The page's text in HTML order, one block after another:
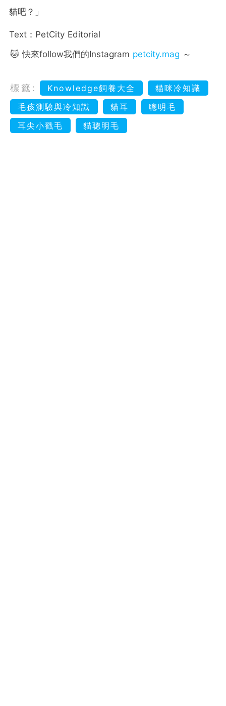
貓吧？」
Text：PetCity Editorial
🐱 快來follow我們的Instagram petcity.mag ～
標籤: Knowledge飼養大全
貓咪冷知識
毛孩測驗與冷知識
貓耳
聰明毛
耳尖小戳毛
貓聰明毛